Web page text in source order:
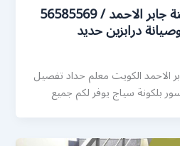
رقم حداد درابزين مدينة جابر الاحمد / 56585569
درابزين حديد
الاحمد الكويت معلم حداد تفصيل
بلكونة سياج يوفر لكم جميع